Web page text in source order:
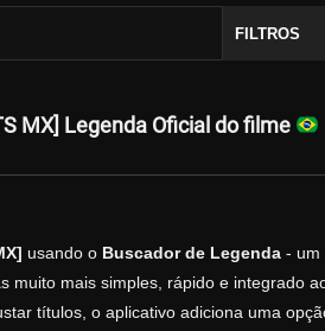
FILTROS
MX] Legenda Oficial do filme
usando o Buscador de Legenda - um
muito mais simples, rápido e integrado
títulos, o aplicativo adiciona uma